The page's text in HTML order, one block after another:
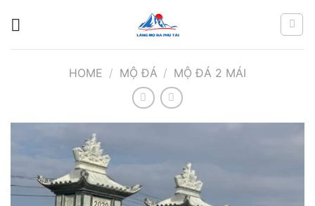
HOME / MỘ ĐÁ / MỘ ĐÁ 2 MÁI